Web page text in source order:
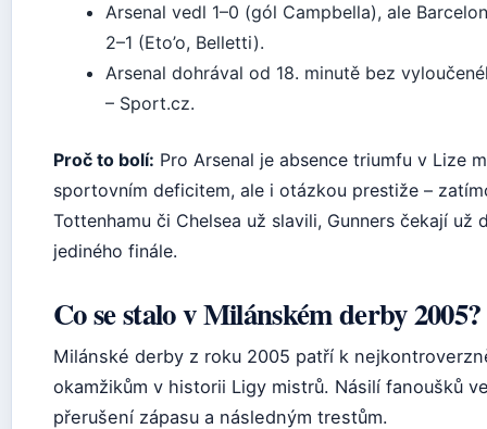
Arsenal vedl 1–0 (gól Campbella), ale
2–1 (Eto’o, Belletti).
Arsenal dohrával od 18. minutě bez
– Sport.cz.
Proč to bolí: Pro Arsenal je absence triumfu v Lize
sportovním deficitem, ale i otázkou prestiže –
Tottenhamu či Chelsea už slavili, Gunners čekají už
jediného finále.
Co se stalo v Milánském derby 2005?
Milánské derby z roku 2005 patří k
okamžikům v historii Ligy mistrů. Násilí fanoušků
přerušení zápasu a následným trestům.